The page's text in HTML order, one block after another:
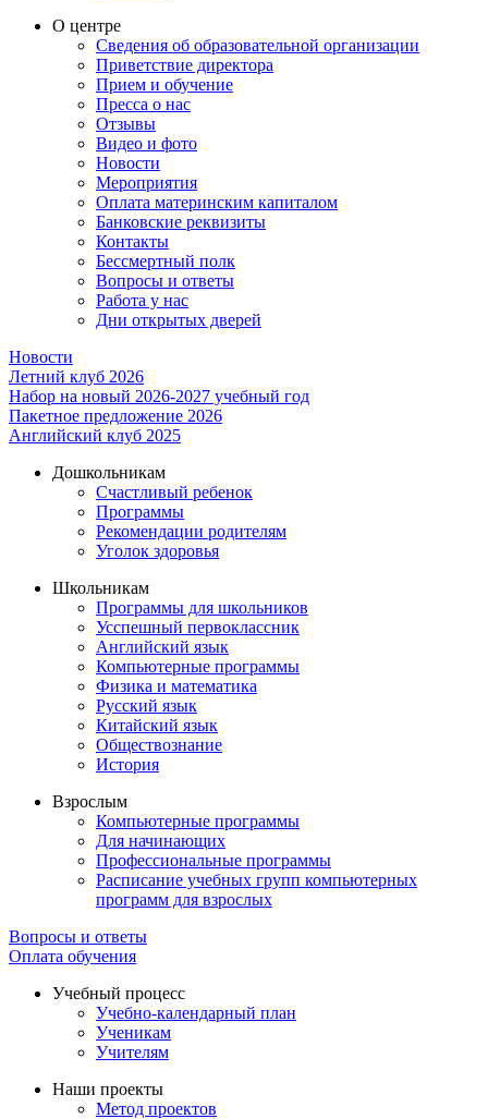
О центре
Сведения об образовательной организации
Приветствие директора
Прием и обучение
Пресса о нас
Отзывы
Видео и фото
Новости
Мероприятия
Оплата материнским капиталом
Банковские реквизиты
Контакты
Бессмертный полк
Вопросы и ответы
Работа у нас
Дни открытых дверей
Новости
Летний клуб 2026
Набор на новый 2026-2027 учебный год
Пакетное предложение 2026
Английский клуб 2025
Дошкольникам
Счастливый ребенок
Программы
Рекомендации родителям
Уголок здоровья
Школьникам
Программы для школьников
Усспешный первоклассник
Английский язык
Компьютерные программы
Физика и математика
Русский язык
Китайский язык
Обществознание
История
Взрослым
Компьютерные программы
Для начинающих
Профессиональные программы
Расписание учебных групп компьютерных
программ для взрослых
Вопросы и ответы
Оплата обучения
Учебный процесс
Учебно-календарный план
Ученикам
Учителям
Наши проекты
Метод проектов